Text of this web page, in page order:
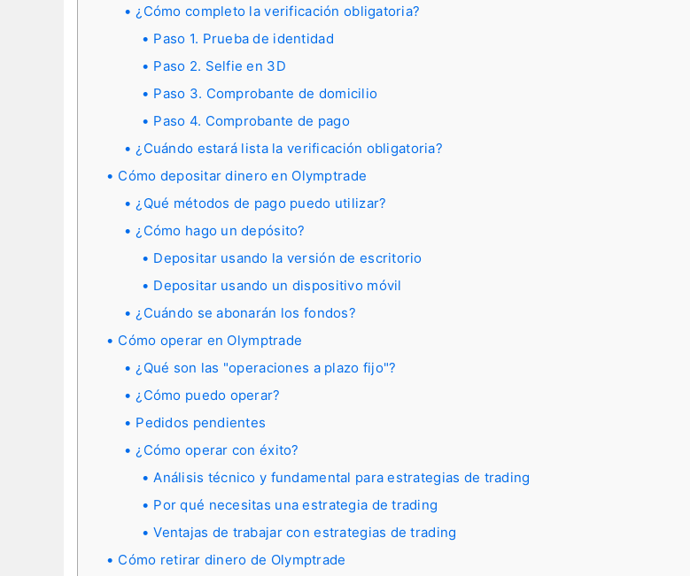
¿Cómo completo la verificación obligatoria?
Paso 1. Prueba de identidad
Paso 2. Selfie en 3D
Paso 3. Comprobante de domicilio
Paso 4. Comprobante de pago
¿Cuándo estará lista la verificación obligatoria?
Cómo depositar dinero en Olymptrade
¿Qué métodos de pago puedo utilizar?
¿Cómo hago un depósito?
Depositar usando la versión de escritorio
Depositar usando un dispositivo móvil
¿Cuándo se abonarán los fondos?
Cómo operar en Olymptrade
¿Qué son las "operaciones a plazo fijo"?
¿Cómo puedo operar?
Pedidos pendientes
¿Cómo operar con éxito?
Análisis técnico y fundamental para estrategias de trading
Por qué necesitas una estrategia de trading
Ventajas de trabajar con estrategias de trading
Cómo retirar dinero de Olymptrade